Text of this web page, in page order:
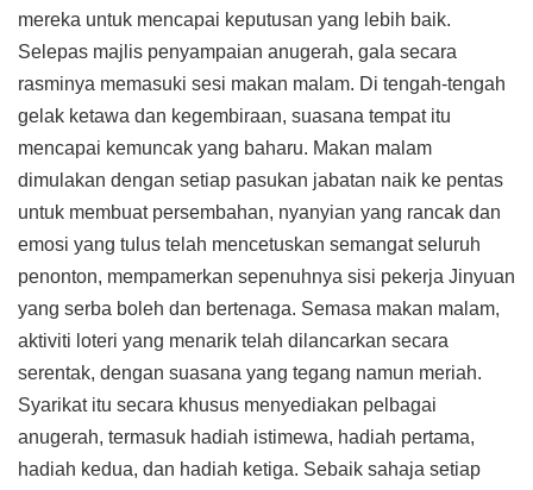
mereka untuk mencapai keputusan yang lebih baik.
Selepas majlis penyampaian anugerah, gala secara
rasminya memasuki sesi makan malam. Di tengah-tengah
gelak ketawa dan kegembiraan, suasana tempat itu
mencapai kemuncak yang baharu. Makan malam
dimulakan dengan setiap pasukan jabatan naik ke pentas
untuk membuat persembahan, nyanyian yang rancak dan
emosi yang tulus telah mencetuskan semangat seluruh
penonton, mempamerkan sepenuhnya sisi pekerja Jinyuan
yang serba boleh dan bertenaga. Semasa makan malam,
aktiviti loteri yang menarik telah dilancarkan secara
serentak, dengan suasana yang tegang namun meriah.
Syarikat itu secara khusus menyediakan pelbagai
anugerah, termasuk hadiah istimewa, hadiah pertama,
hadiah kedua, dan hadiah ketiga. Sebaik sahaja setiap